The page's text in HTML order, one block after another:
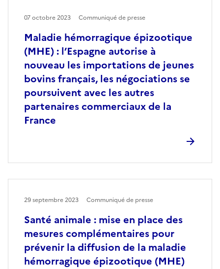
Maladie hémorragique épizootique
(MHE) : l’Espagne autorise à
nouveau les importations de jeunes
bovins français, les négociations se
poursuivent avec les autres
partenaires commerciaux de la
France
07 octobre 2023 Communiqué de presse
Santé animale : mise en place des
mesures complémentaires pour
prévenir la diffusion de la maladie
hémorragique épizootique (MHE)
29 septembre 2023 Communiqué de presse